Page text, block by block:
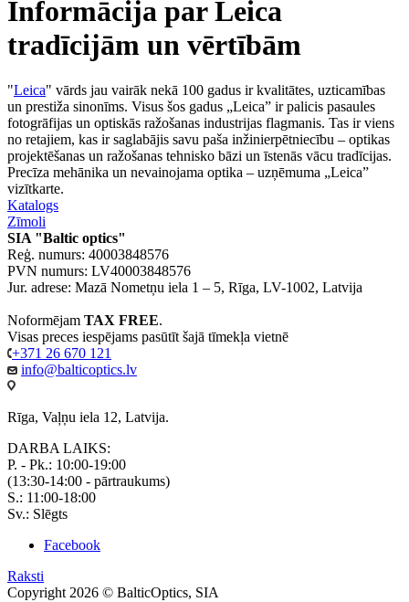
Informācija par Leica
tradīcijām un vērtībām
"Leica" vārds jau vairāk nekā 100 gadus ir kvalitātes, uzticamības
un prestiža sinonīms. Visus šos gadus „Leica” ir palicis pasaules
fotogrāfijas un optiskās ražošanas industrijas flagmanis. Tas ir viens
no retajiem, kas ir saglabājis savu paša inžinierpētniecību – optikas
projektēšanas un ražošanas tehnisko bāzi un īstenās vācu tradīcijas.
Precīza mehānika un nevainojama optika – uzņēmuma „Leica”
vizītkarte.
Katalogs
Zīmoli
SIA "Baltic optics"
Reģ. numurs: 40003848576
PVN numurs: LV40003848576
Jur. adrese: Mazā Nometņu iela 1 – 5, Rīga, LV-1002, Latvija
Noformējam TAX FREE.
Visas preces iespējams pasūtīt šajā tīmekļa vietnē
+371 26 670 121
info@balticoptics.lv
Rīga, Vaļņu iela 12, Latvija.
DARBA LAIKS:
P. - Pk.: 10:00-19:00
(13:30-14:00 - pārtraukums)
S.: 11:00-18:00
Sv.: Slēgts
Facebook
Raksti
Copyright 2026 © BalticOptics, SIA